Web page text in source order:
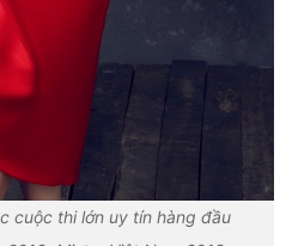
cuộc thi lớn uy tín hàng đầu